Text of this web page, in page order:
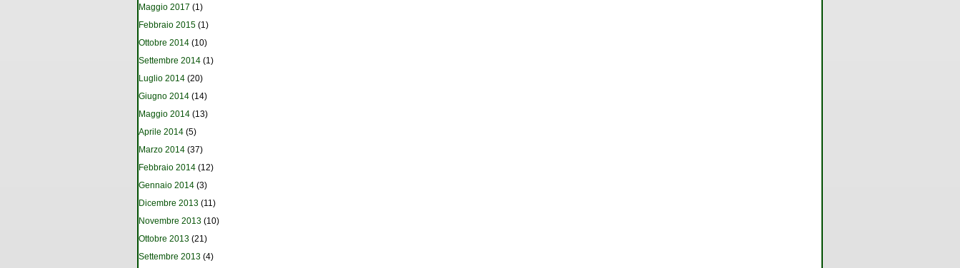
Maggio 2017 (1)
Febbraio 2015 (1)
Ottobre 2014 (10)
Settembre 2014 (1)
Luglio 2014 (20)
Giugno 2014 (14)
Maggio 2014 (13)
Aprile 2014 (5)
Marzo 2014 (37)
Febbraio 2014 (12)
Gennaio 2014 (3)
Dicembre 2013 (11)
Novembre 2013 (10)
Ottobre 2013 (21)
Settembre 2013 (4)